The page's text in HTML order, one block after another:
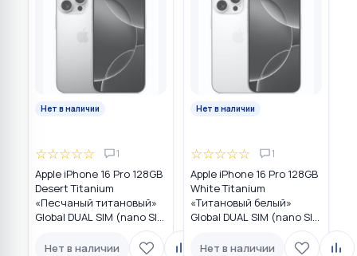
Нет в наличии
☆☆☆☆☆ 1
Apple iPhone 16 Pro 128GB
Desert Titanium
«Песчаный титановый»
Global DUAL SIM (nano SIM
Нет в наличии
Нет в наличии
☆☆☆☆☆ 1
Apple iPhone 16 Pro 128GB
White Titanium
«Титановый белый»
Global DUAL SIM (nano SIM
Нет в наличии